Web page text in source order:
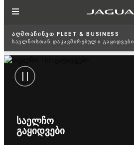
ᲐᲦᲛᲝᲐᲩᲘᲜᲔᲗ FLEET & BUSINESS
ᲡᲐᲔᲚᲩᲝᲡᲗᲐᲜ ᲓᲐᲙᲐᲕᲨᲘᲠᲔᲑᲣᲚᲘ ᲒᲐᲧᲘᲓᲕᲔᲑᲘ
ᲡᲐᲔᲚᲩᲝ
ᲒᲐᲧᲘᲓᲕᲔᲑᲘ